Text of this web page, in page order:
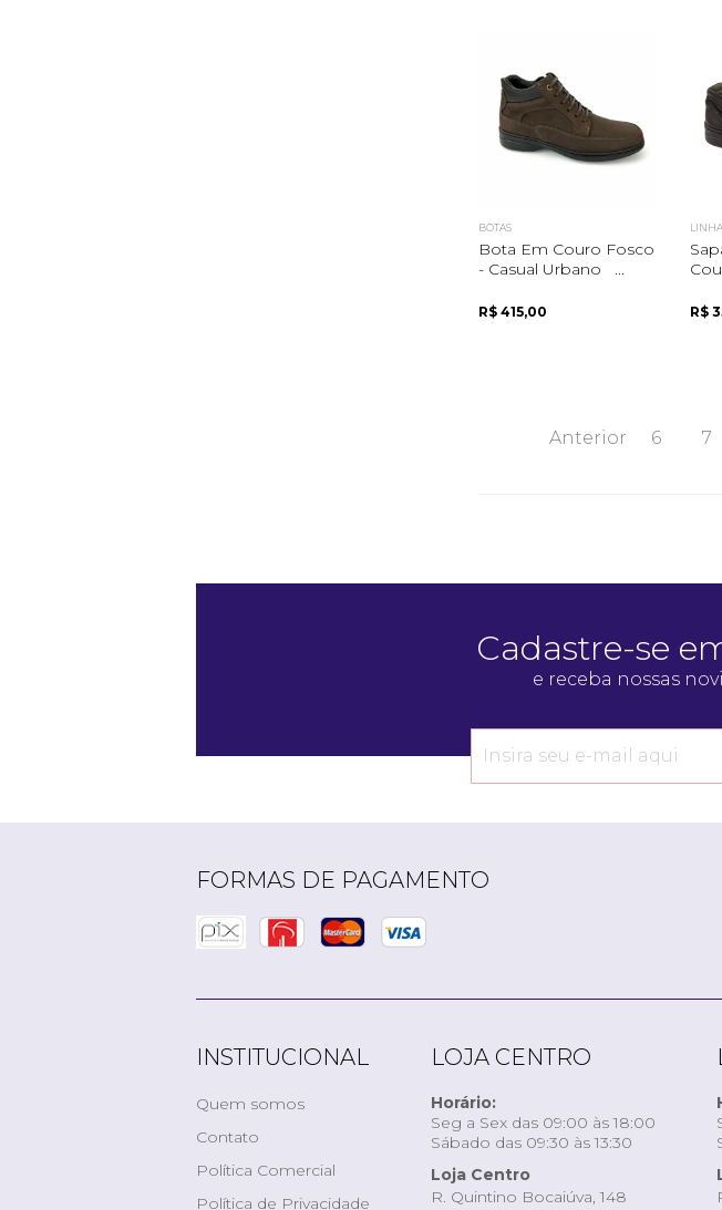
BOTAS
Bota Em Couro Fosco
- Casual Urbano ...
R$ 415,00 R$
Anterior 6 7
Cadastre-se
e receba nossas
FORMAS DE PAGAMENTO
INSTITUCIONAL
Quem somos
Contato
Política Comercial
Política de Privacidade
LOJA CENTRO
Horário:
Seg a Sex das 09:00 às 18:00
Sábado das 09:30 às 13:30
Loja Centro
R. Quintino Bocaiúva, 148